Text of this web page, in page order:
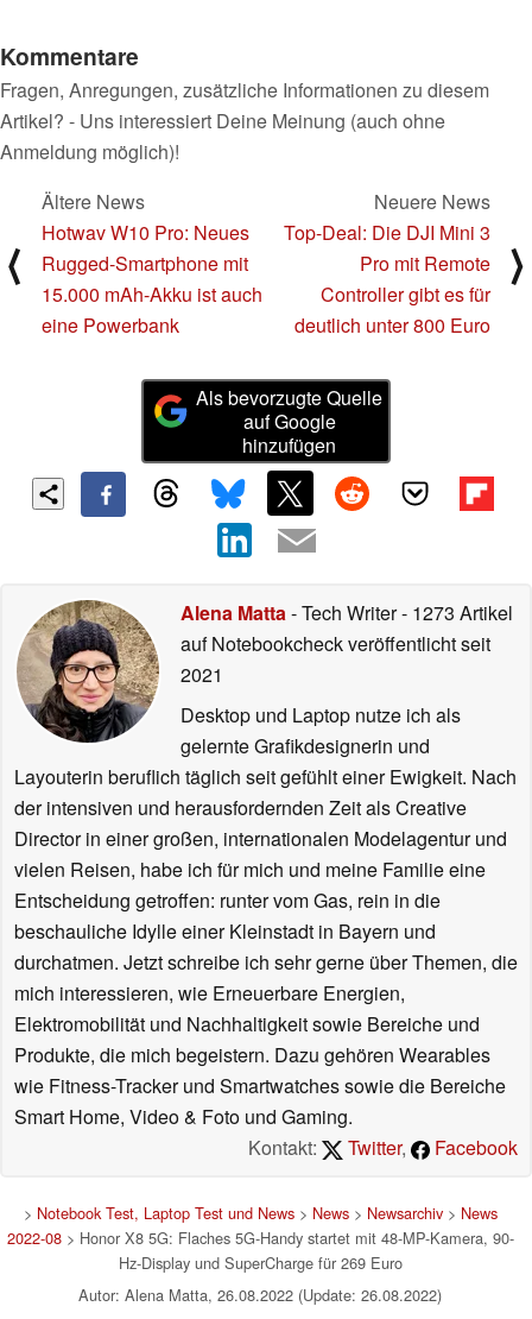
Kommentare
Fragen, Anregungen, zusätzliche Informationen zu diesem
Artikel? - Uns interessiert Deine Meinung (auch ohne
Anmeldung möglich)!
⟨
Ältere News
Hotwav W10 Pro: Neues
Rugged-Smartphone mit
15.000 mAh-Akku ist auch
eine Powerbank
Neuere News
Top-Deal: Die DJI Mini 3
Pro mit Remote
Controller gibt es für
deutlich unter 800 Euro
⟩
Als bevorzugte Quelle
auf Google
hinzufügen
Alena Matta- Tech Writer- 1273 Artikel
auf Notebookcheck veröffentlichtseit
2021
Desktop und Laptop nutze ich als
gelernte Grafikdesignerin und
Layouterin beruflich täglich seit gefühlt einer Ewigkeit. Nach
der intensiven und herausfordernden Zeit als Creative
Director in einer großen, internationalen Modelagentur und
vielen Reisen, habe ich für mich und meine Familie eine
Entscheidung getroffen: runter vom Gas, rein in die
beschauliche Idylle einer Kleinstadt in Bayern und
durchatmen. Jetzt schreibe ich sehr gerne über Themen, die
mich interessieren, wie Erneuerbare Energien,
Elektromobilität und Nachhaltigkeit sowie Bereiche und
Produkte, die mich begeistern. Dazu gehören Wearables
wie Fitness-Tracker und Smartwatches sowie die Bereiche
Smart Home, Video & Foto und Gaming.
Kontakt:
Twitter, Facebook
> Notebook Test, Laptop Test und News> News> Newsarchiv> News
2022-08> Honor X8 5G: Flaches 5G-Handy startet mit 48-MP-Kamera, 90-
Hz-Display und SuperCharge für 269 Euro
Autor: Alena Matta, 26.08.2022 (Update: 26.08.2022)